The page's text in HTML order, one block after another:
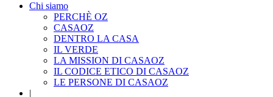
Chi siamo
PERCHÈ OZ
CASAOZ
DENTRO LA CASA
IL VERDE
LA MISSION DI CASAOZ
IL CODICE ETICO DI CASAOZ
LE PERSONE DI CASAOZ
|